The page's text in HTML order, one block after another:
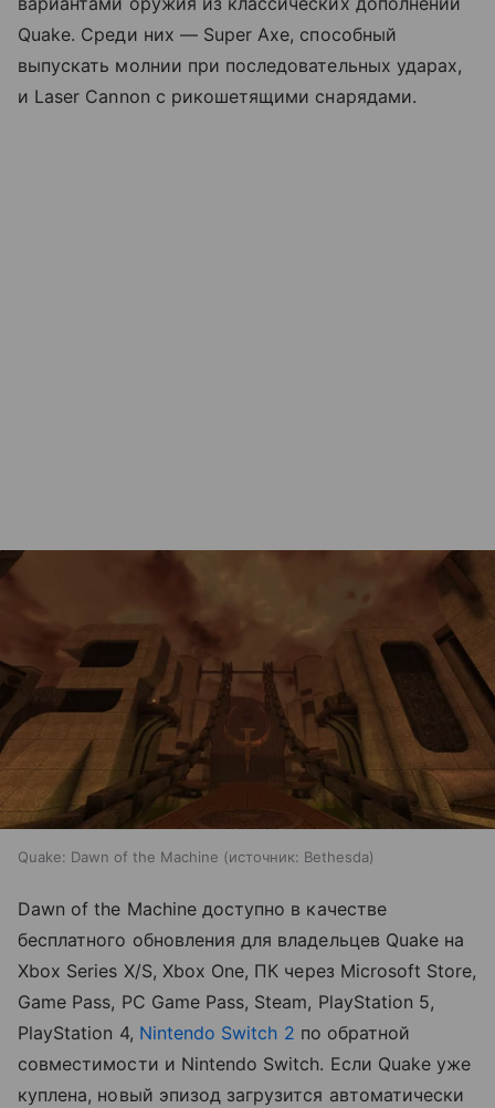
Quake. Среди них — Super Axe, способный
выпускать молнии при последовательных ударах,
и Laser Cannon с рикошетящими снарядами.
Quake: Dawn of the Machine источник: Bethesda
Dawn of the Machine доступно в качестве
бесплатного обновления для владельцев Quake на
Xbox Series X/S, Xbox One, ПК через Microsoft Store,
Game Pass, PC Game Pass, Steam, PlayStation 5,
PlayStation 4, Nintendo Switch 2 по обратной
совместимости и Nintendo Switch. Если Quake уже
куплена, новый эпизод загрузится автоматически